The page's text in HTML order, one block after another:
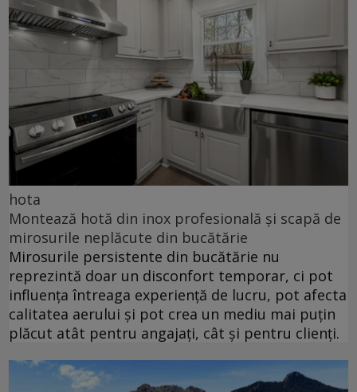
hota
Montează hotă din inox profesională și scapă de
mirosurile neplăcute din bucătărie
Mirosurile persistente din bucătărie nu
reprezintă doar un disconfort temporar, ci pot
influența întreaga experiență de lucru, pot afecta
calitatea aerului și pot crea un mediu mai puțin
plăcut atât pentru angajați, cât și pentru clienți.